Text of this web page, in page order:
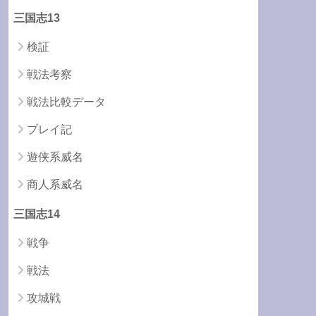
三国志13
検証
戦法考察
戦法比較データ
プレイ記
遊侠系威名
商人系威名
三国志14
戦争
戦法
攻城戦